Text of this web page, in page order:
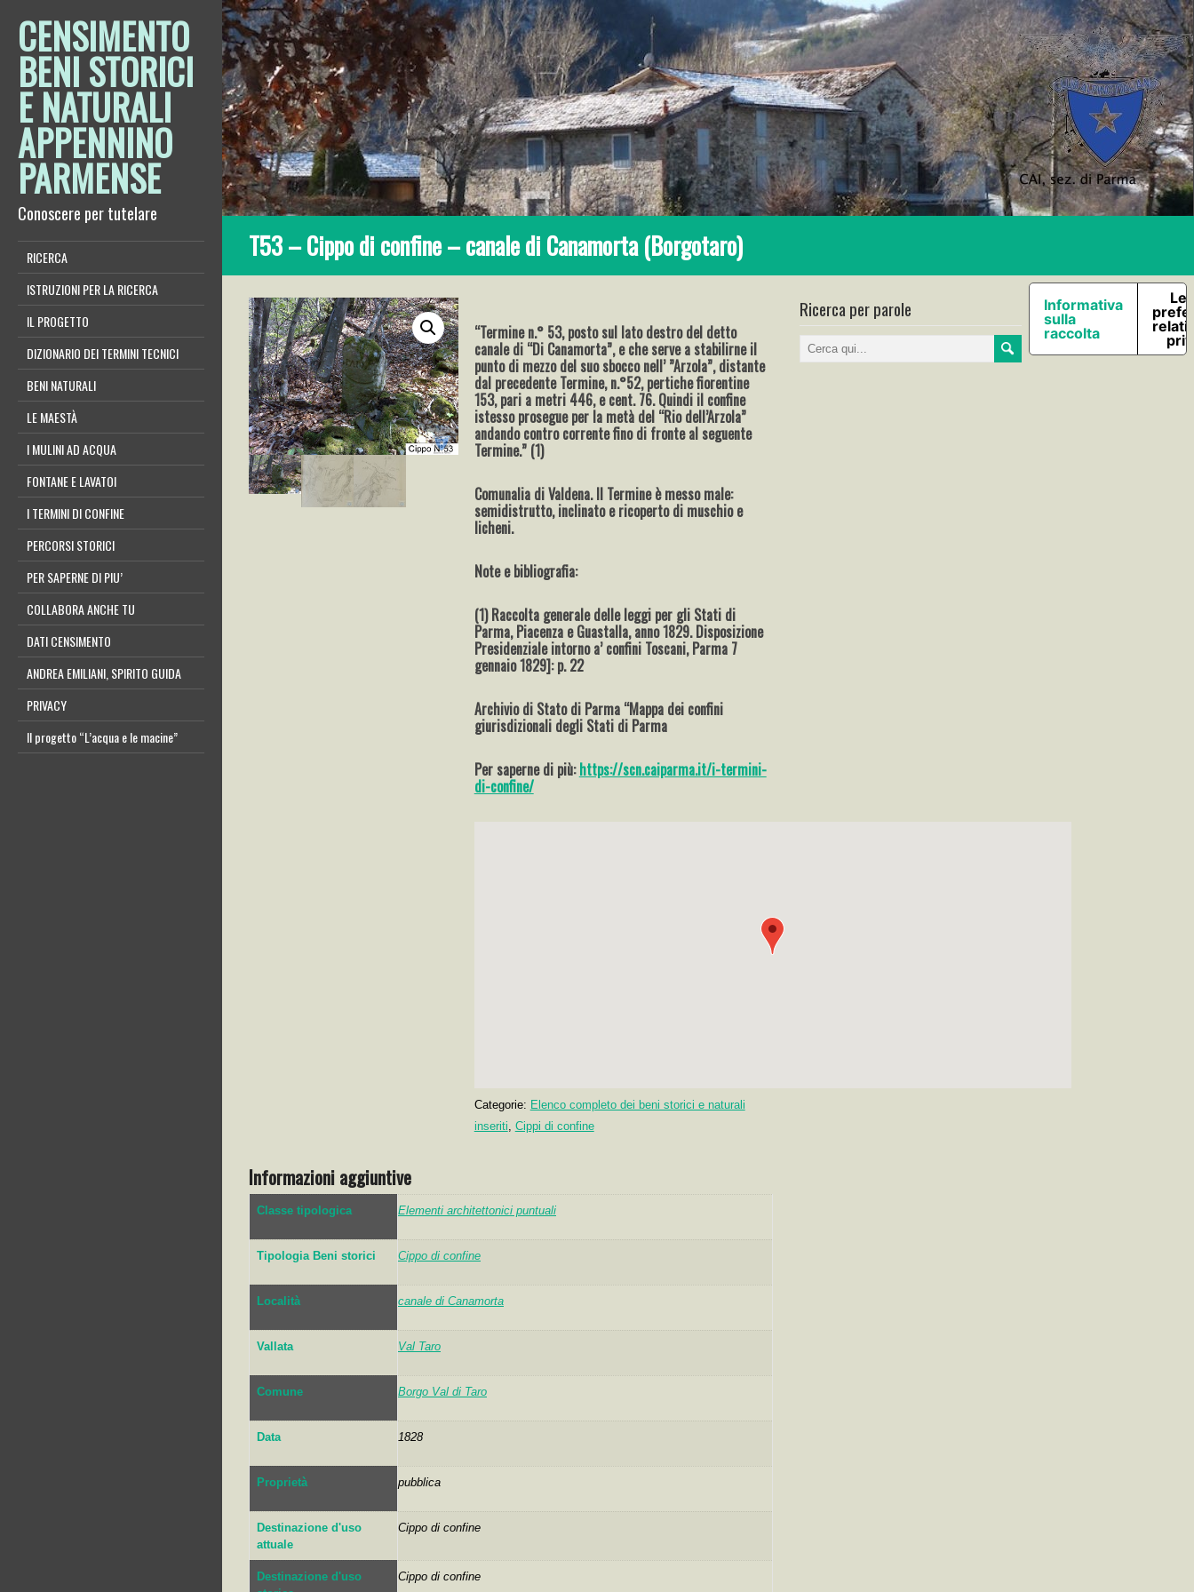
CENSIMENTO
BENI STORICI
E NATURALI
APPENNINO
PARMENSE
Conoscere per tutelare
RICERCA
ISTRUZIONI PER LA RICERCA
IL PROGETTO
DIZIONARIO DEI TERMINI TECNICI
BENI NATURALI
LE MAESTÀ
I MULINI AD ACQUA
FONTANE E LAVATOI
I TERMINI DI CONFINE
PERCORSI STORICI
PER SAPERNE DI PIU’
COLLABORA ANCHE TU
DATI CENSIMENTO
ANDREA EMILIANI, SPIRITO GUIDA
PRIVACY
Il progetto “L’acqua e le macine”
T53 – Cippo di confine – canale di Canamorta (Borgotaro)
“Termine n.° 53, posto sul lato destro del detto
canale di “Di Canamorta”, e che serve a stabilirne il
punto di mezzo del suo sbocco nell’ ”Arzola”, distante
dal precedente Termine, n.°52, pertiche fiorentine
153, pari a metri 446, e cent. 76. Quindi il confine
istesso prosegue per la metà del “Rio dell’Arzola”
andando contro corrente fino di fronte al seguente
Termine.” (1)
Comunalia di Valdena. Il Termine è messo male:
semidistrutto, inclinato e ricoperto di muschio e
licheni.
Note e bibliografia:
(1) Raccolta generale delle leggi per gli Stati di
Parma, Piacenza e Guastalla, anno 1829. Disposizione
Presidenziale intorno a’ confini Toscani, Parma 7
gennaio 1829]: p. 22
Archivio di Stato di Parma “Mappa dei confini
giurisdizionali degli Stati di Parma
Per saperne di più:https://scn.caiparma.it/i-termini-
di-confine/
Categorie: Elenco completo dei beni storici e naturali
inseriti, Cippi di confine
Informazioni aggiuntive
Classe tipologica Elementi architettonici puntuali
Tipologia Beni storici Cippo di confine
Località canale di Canamorta
Vallata Val Taro
Comune Borgo Val di Taro
Data 1828
Proprietà pubblica
Destinazione d'uso
attuale
Cippo di confine
Destinazione d'uso
Cippo di confine
Ricerca per parole
Informativa
sulla
raccolta
Le